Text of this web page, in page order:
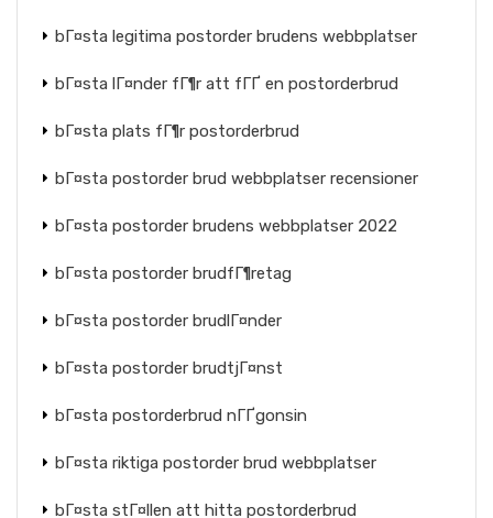
bГ¤sta legitima postorder brudens webbplatser
bГ¤sta lГ¤nder fГ¶r att fГҐ en postorderbrud
bГ¤sta plats fГ¶r postorderbrud
bГ¤sta postorder brud webbplatser recensioner
bГ¤sta postorder brudens webbplatser 2022
bГ¤sta postorder brudfГ¶retag
bГ¤sta postorder brudlГ¤nder
bГ¤sta postorder brudtjГ¤nst
bГ¤sta postorderbrud nГҐgonsin
bГ¤sta riktiga postorder brud webbplatser
bГ¤sta stГ¤llen att hitta postorderbrud